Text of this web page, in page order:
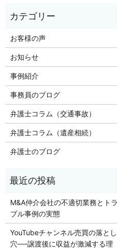
お客様の声
お知らせ
事例紹介
事務員のブログ
弁護士コラム（交通事故）
弁護士コラム（遺産相続）
弁護士のブログ
M&A仲介会社の不適切業務とトラ
ブル事例の実態
YouTubeチャンネル売買の落とし
穴──譲渡後に収益が激減する理